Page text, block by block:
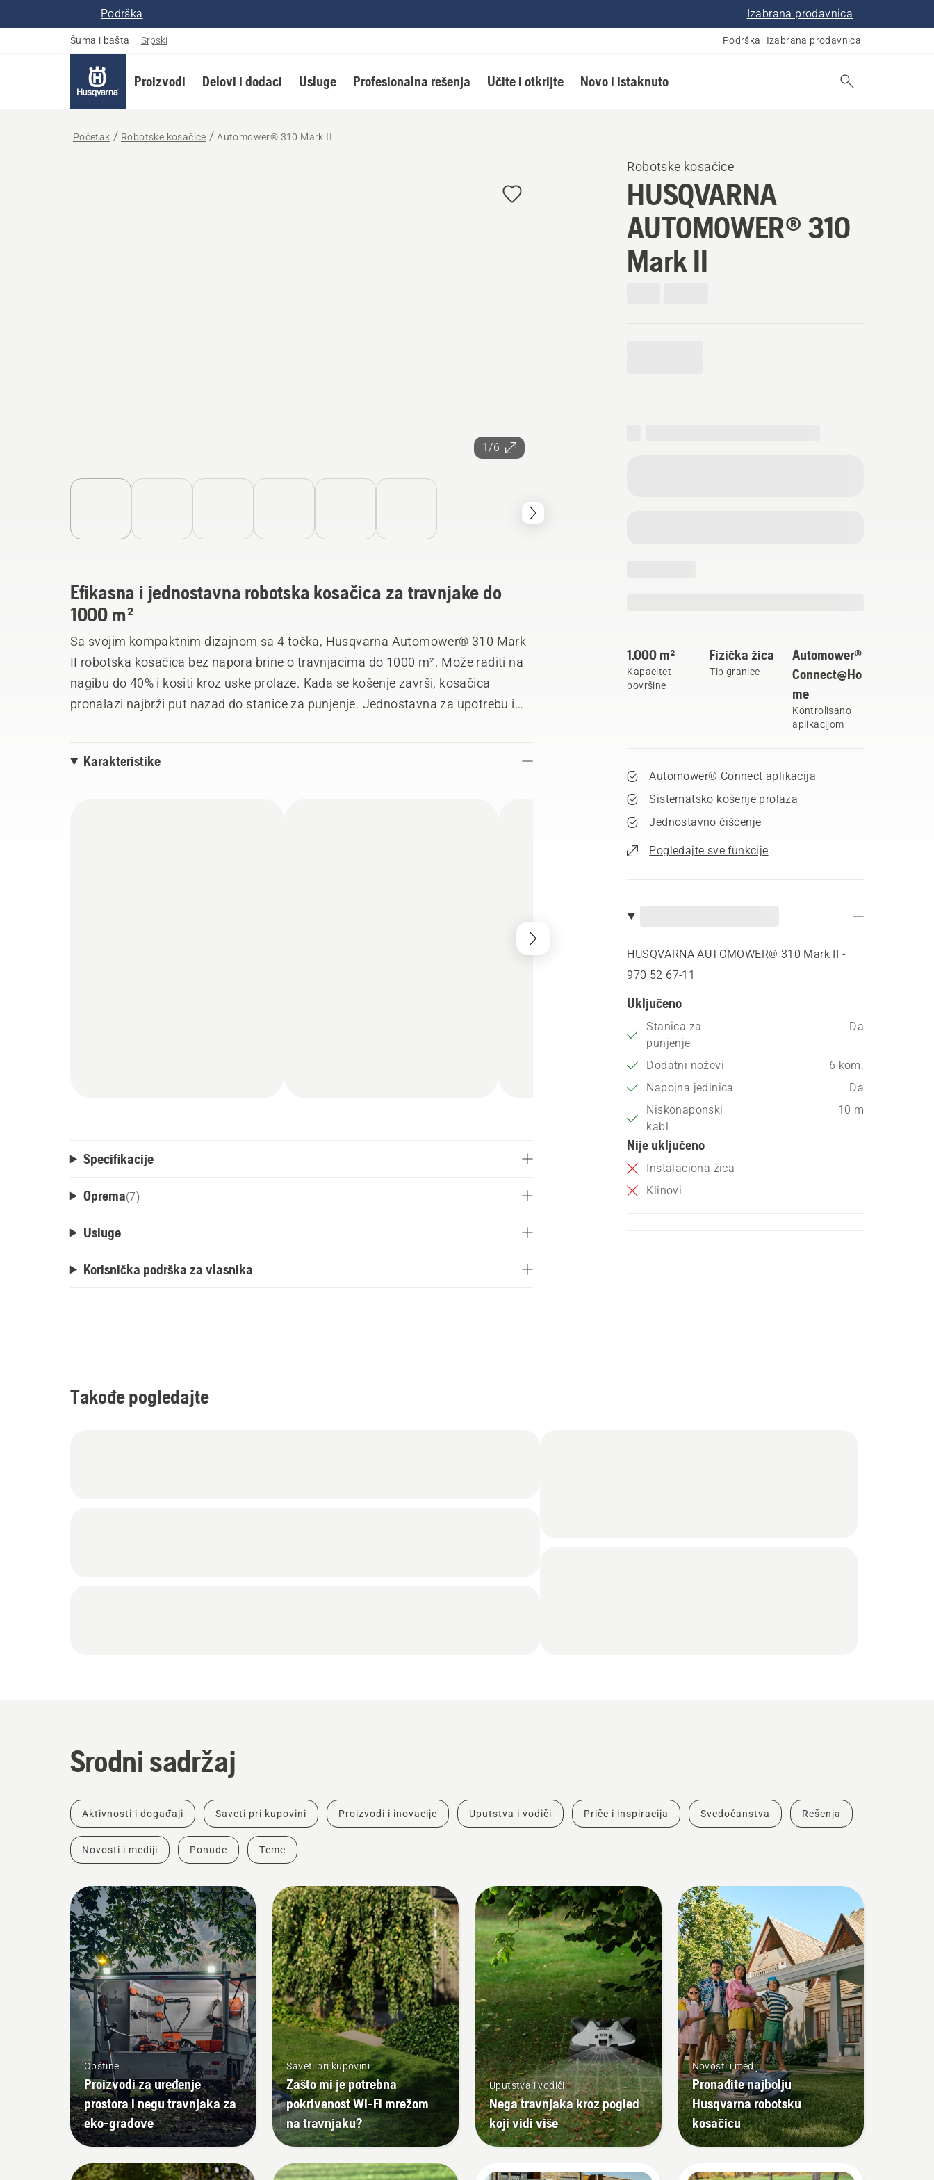
Podrška Izabrana prodavnica
Šuma i bašta – Srpski Podrška Izabrana prodavnica
Proizvodi Delovi i dodaci Usluge Profesionalna rešenja Učite i otkrijte Novo i istaknuto
Početak Robotske kosačice Automower® 310 Mark II
1/6
Robotske kosačice
HUSQVARNA
AUTOMOWER® 310
Mark II
1.000 m²
Kapacitet
površine
Fizička žica
Tip granice
Automower®
Connect@Ho
me
Kontrolisano
aplikacijom
Automower® Connect aplikacija
Sistematsko košenje prolaza
Jednostavno čišćenje
Pogledajte sve funkcije
HUSQVARNA AUTOMOWER® 310 Mark II -
970 52 67‑11
Uključeno
Stanica za
punjenje
Da
Dodatni noževi
6 kom.
Napojna jedinica
Da
Niskonaponski
kabl
10 m
Nije uključeno
Instalaciona žica
Klinovi
Efikasna i jednostavna robotska kosačica za travnjake do
1000 m²
Sa svojim kompaktnim dizajnom sa 4 točka, Husqvarna Automower® 310 Mark
II robotska kosačica bez napora brine o travnjacima do 1000 m². Može raditi na
nagibu do 40% i kositi kroz uske prolaze. Kada se košenje završi, kosačica
pronalazi najbrži put nazad do stanice za punjenje. Jednostavna za upotrebu i
dobu. *Napomena: Model na fotografiji može se vizuelno razlikovati od modela u
Karakteristike
Specifikacije
Oprema(7)
Usluge
Korisnička podrška za vlasnika
Takođe pogledajte
Srodni sadržaj
Aktivnosti i događaji Saveti pri kupovini Proizvodi i inovacije Uputstva i vodiči Priče i inspiracija Svedočanstva Rešenja
Novosti i mediji Ponude Teme
Opštine
Proizvodi za uređenje
prostora i negu travnjaka za
eko-gradove
Saveti pri kupovini
Zašto mi je potrebna
pokrivenost Wi-Fi mrežom
na travnjaku?
Uputstva i vodiči
Nega travnjaka kroz pogled
koji vidi više
Novosti i mediji
Pronađite najbolju
Husqvarna robotsku
kosačicu